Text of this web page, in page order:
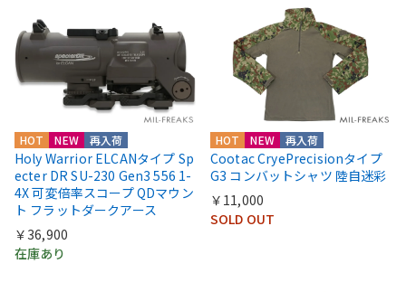
HOT NEW 再入荷
Holy Warrior ELCANタイプ Sp
ecter DR SU-230 Gen3 556 1-
4X 可変倍率スコープ QDマウン
ト フラットダークアース
￥36,900
在庫あり
HOT NEW 再入荷
Cootac CryePrecisionタイプ
G3 コンバットシャツ 陸自迷彩
￥11,000
SOLD OUT